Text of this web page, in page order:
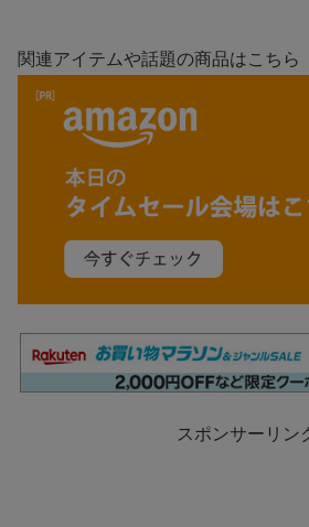
関連アイテムや話題の商品はこちら
スポンサーリン